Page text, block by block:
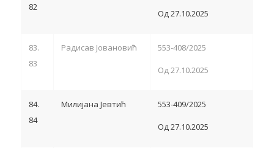
82
Од 27.10.2025
83.
83
Радисав Јовановић 553-408/2025
Од 27.10.2025
84.
84
Милијана Јевтић 553-409/2025
Од 27.10.2025